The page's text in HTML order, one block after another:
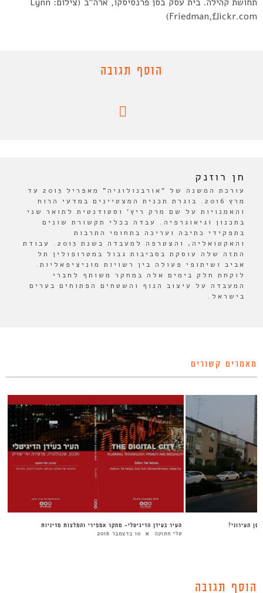
Friedman,flickr.com)
הוסף תגובה
חן רוזנק
עורכת המשנה של "אורבנולוגיה" מאפריל 2013 עד
מרץ 2016. בוגרת תכנית המצטיינים במדעי הרוח
והאמנויות על שם מרק ריץ' וסטודנטית לתואר שני
בתכנון וגיאוגרפיה. עבדה בכלי תקשורת שונים
בתפקידי כתיבה ועריכה בתחומי התרבות
והאקטואליה, והצטרפה למעבדה בשנת 2013. עבודת
התזה שלה עוסקת בסביבות גבול במטרופולין תל
אביב ושיתופי פעולה בין רשויות מוניציפאליות.
לוקחת חלק בימים אלה במחקר משותף לחברי
המעבדה על עיצוב הנוף והשטחים הפתוחים בערים
בישראל.
מאמרים קשורים
העיר בעידן הדיגיטלי- מחקר אמפירי והמלצות מדיניות
טלי חתוקה 10 בדצמבר 2018
הוסף תגובה